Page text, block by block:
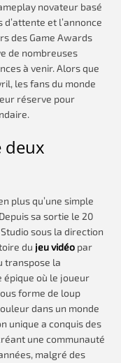
novateur basé
et l’annonce
des Game Awards
de nombreuses
à venir. Alors que
les fans du monde
réserve pour
deux
plus qu’une simple
sa sortie le 20
sous la direction
du jeu vidéo par
transpose la
épique où le joueur
forme de loup
dans un monde
unique a conquis des
une communauté
malgré des